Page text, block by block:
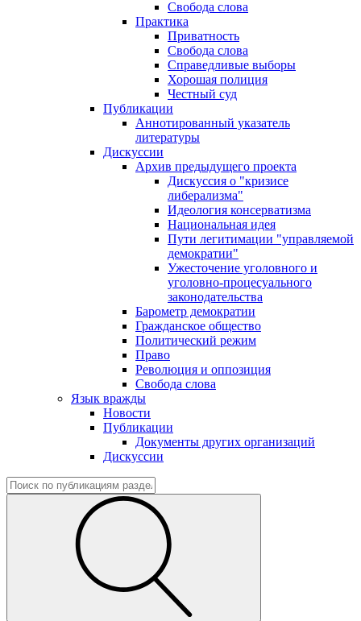
Свобода слова
Практика
Приватность
Свобода слова
Справедливые выборы
Хорошая полиция
Честный суд
Публикации
Аннотированный указатель
литературы
Дискуссии
Архив предыдущего проекта
Дискуссия о "кризисе
либерализма"
Идеология консерватизма
Национальная идея
Пути легитимации "управляемой
демократии"
Ужесточение уголовного и
уголовно-процесуального
законодательства
Барометр демократии
Гражданское общество
Политический режим
Право
Революция и оппозиция
Свобода слова
Язык вражды
Новости
Публикации
Документы других организаций
Дискуссии